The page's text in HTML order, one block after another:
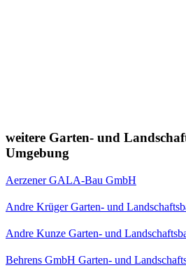
weitere Garten- und
Umgebung
Aerzener GALA-Bau GmbH
Andre Krüger Garten- und
Andre Kunze Garten- und
Behrens GmbH Garten- und